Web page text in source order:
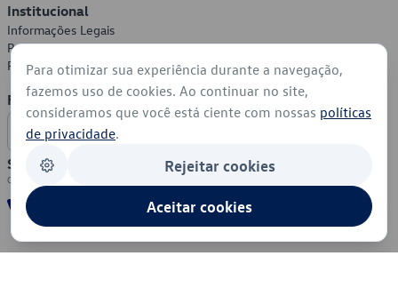
Institucional
Informações Legais
Política de Privacidade
Política de Cookies
Formas de Pagamento
Segurança
Para otimizar sua experiência durante a navegação,
fazemos uso de cookies. Ao continuar no site,
consideramos que você está ciente com nossas políticas
de privacidade.
Rejeitar cookies
Aceitar cookies